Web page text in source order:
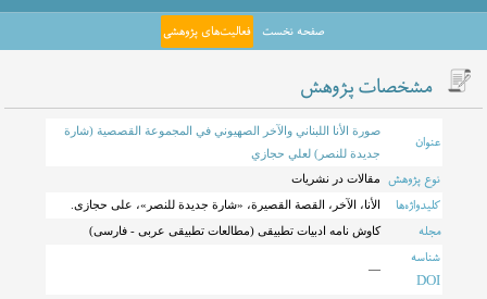
صفحه نخست فعالیت‌های پژوهشی
مشخصات پژوهش
عنوان
صورة الأنا اللبناني والآخر الصهيوني في المجموعة القصصية (شارة
جديدة للنصر) لعلي حجازي
نوع پژوهش مقالات در نشریات
کلیدواژه‌ها الأنا، الآخر، القصة القصیرة، «شارة جدیدة للنصر»، علی حجازی.
مجله کاوش نامه ادبیات تطبیقی (مطالعات تطبیقی عربی - فارسی)
شناسه
DOI
—